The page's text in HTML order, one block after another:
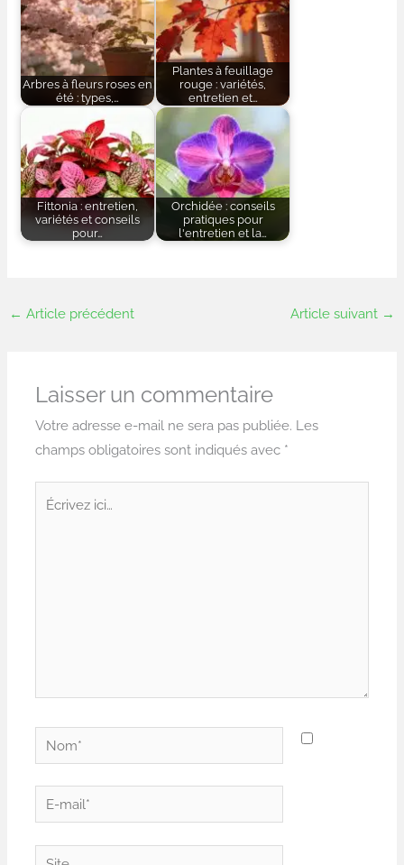
Arbres à fleurs roses en
été : types,…
Plantes à feuillage
rouge : variétés,
entretien et…
Fittonia : entretien,
variétés et conseils
pour…
Orchidée : conseils
pratiques pour
l'entretien et la…
← Article précédent Article suivant →
Laisser un commentaire
Votre adresse e-mail ne sera pas publiée. Les
champs obligatoires sont indiqués avec *
Nom*
E-
mail*
Site